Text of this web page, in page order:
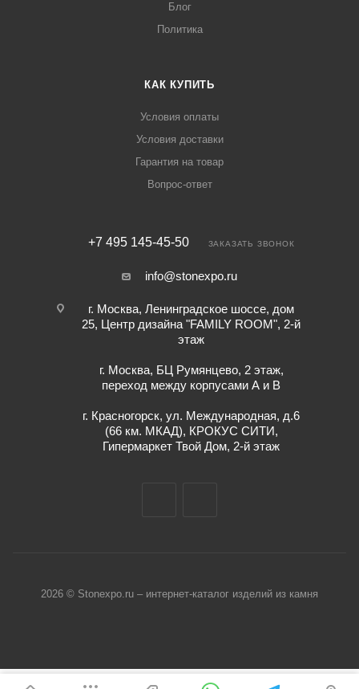
Блог
Политика
КАК КУПИТЬ
Условия оплаты
Условия доставки
Гарантия на товар
Вопрос-ответ
+7 495 145-45-50 ЗАКАЗАТЬ ЗВОНОК
info@stonexpo.ru
г. Москва, Ленинградское шоссе, дом
25, Центр дизайна "FAMILY ROOM", 2-й
этаж
г. Москва, БЦ Румянцево, 2 этаж,
переход между корпусами А и В
г. Красногорск, ул. Международная, д.6
(66 км. МКАД), КРОКУС СИТИ,
Гипермаркет Твой Дом, 2-й этаж
2026 © Stonexpo.ru – интернет-каталог изделий из камня